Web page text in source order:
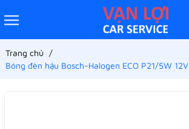
Trang chủ
Bóng đèn hậu Bosch-Halogen ECO P21/5W